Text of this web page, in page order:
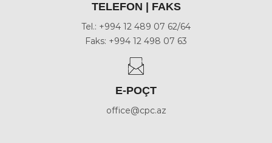
TELEFON | FAKS
Tel.: +994 12 489 07 62/64
Faks: +994 12 498 07 63
E-POÇT
office@cpc.az